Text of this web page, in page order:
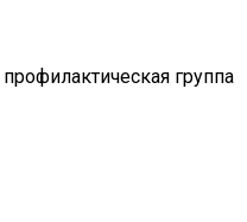
группа